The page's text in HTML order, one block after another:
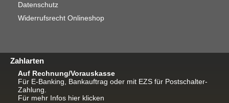
Datenschutz
Widerrufsrecht Onlineshop
Zahlarten
Auf Rechnung/Vorauskasse
Für E-Banking, Bankauftrag oder mit EZS für Postschalter-
Zahlung.
Für mehr Infos hier klicken